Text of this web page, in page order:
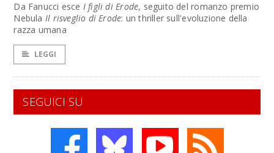
Da Fanucci esce I figli di Erode, seguito del romanzo premio
Nebula Il risveglio di Erode: un thriller sull'evoluzione della
razza umana
LEGGI
SEGUICI SU